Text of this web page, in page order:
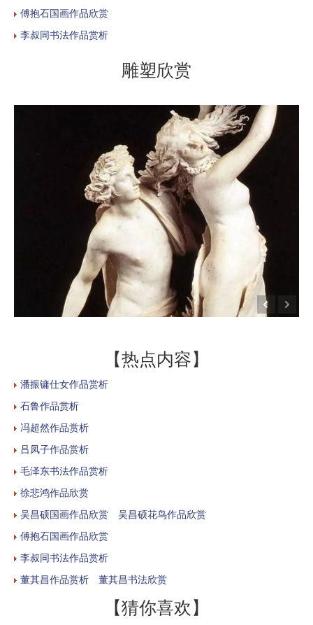
傅抱石国画作品欣赏
李叔同书法作品赏析
雕塑欣赏
【热点内容】
潘振镛仕女作品赏析
石鲁作品赏析
冯超然作品赏析
吕凤子作品赏析
毛泽东书法作品赏析
徐悲鸿作品欣赏
吴昌硕国画作品欣赏 吴昌硕花鸟作品欣赏
傅抱石国画作品欣赏
李叔同书法作品赏析
董其昌作品赏析 董其昌书法欣赏
【猜你喜欢】